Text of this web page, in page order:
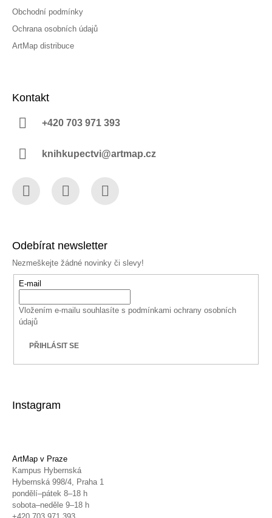
Obchodní podmínky
Ochrana osobních údajů
ArtMap distribuce
Kontakt
+420 703 971 393
knihkupectvi@artmap.cz
Odebírat newsletter
Nezmeškejte žádné novinky či slevy!
E-mail
Vložením e-mailu souhlasíte s podmínkami ochrany osobních
údajů
PŘIHLÁSIT SE
Instagram
ArtMap v Praze
Kampus Hybernská
Hybernská 998/4, Praha 1
pondělí–pátek 8–18 h
sobota–neděle 9–18 h